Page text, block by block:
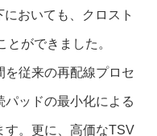
おいても、クロスト
とができました。
を従来の再配線プロセ
パッドの最小化による
す。更に、高価なTSV